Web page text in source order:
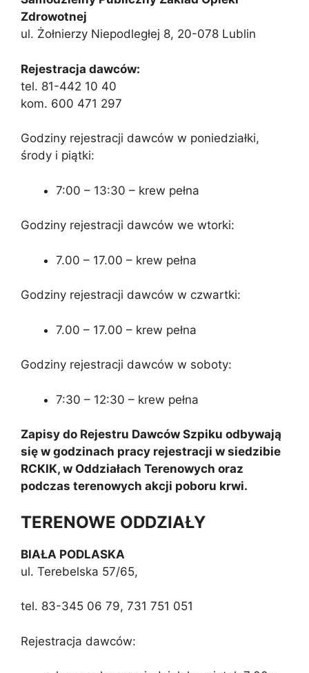
Zdrowotnej
ul. Żołnierzy Niepodległej 8, 20-078 Lublin
Rejestracja dawców:
tel. 81-442 10 40
kom. 600 471 297
Godziny rejestracji dawców w poniedziałki,
środy i piątki:
7:00 – 13:30 – krew pełna
Godziny rejestracji dawców we wtorki:
7.00 – 17.00 – krew pełna
Godziny rejestracji dawców w czwartki:
7.00 – 17.00 – krew pełna
Godziny rejestracji dawców w soboty:
7:30 – 12:30 – krew pełna
Zapisy do Rejestru Dawców Szpiku odbywają
się w godzinach pracy rejestracji w siedzibie
RCKIK, w Oddziałach Terenowych oraz
podczas terenowych akcji poboru krwi.
TERENOWE ODDZIAŁY
BIAŁA PODLASKA
ul. Terebelska 57/65,
tel. 83-345 06 79, 731 751 051
Rejestracja dawców: